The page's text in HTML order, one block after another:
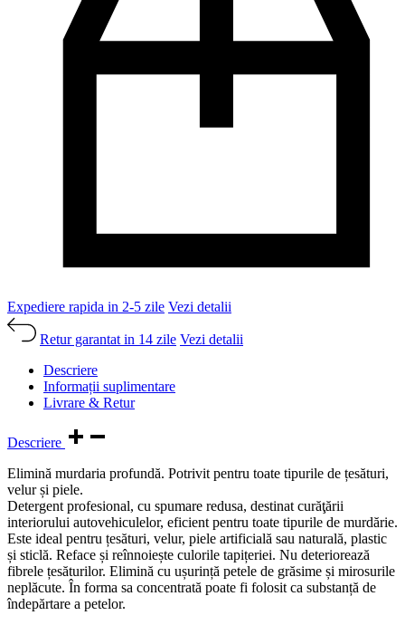
Expediere rapida in 2-5 zile Vezi detalii
Retur garantat in 14 zile Vezi detalii
Descriere
Informații suplimentare
Livrare & Retur
Descriere
Elimină murdaria profundă. Potrivit pentru toate tipurile de țesături,
velur și piele.
Detergent profesional, cu spumare redusa, destinat curăţării
interiorului autovehiculelor, eficient pentru toate tipurile de murdărie.
Este ideal pentru țesături, velur, piele artificială sau naturală, plastic
și sticlă. Reface și reînnoiește culorile tapițeriei. Nu deteriorează
fibrele țesăturilor. Elimină cu ușurință petele de grăsime și mirosurile
neplăcute. În forma sa concentrată poate fi folosit ca substanță de
îndepărtare a petelor.